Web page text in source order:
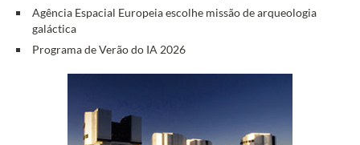
Agência Espacial Europeia escolhe missão de arqueologia
galáctica
Programa de Verão do IA 2026